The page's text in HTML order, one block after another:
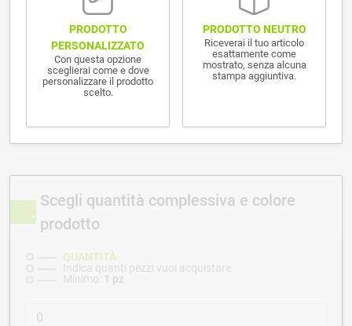
PRODOTTO
PERSONALIZZATO
Con questa opzione
sceglierai come e dove
personalizzare il prodotto
scelto.
PRODOTTO NEUTRO
Riceverai il tuo articolo
esattamente come
mostrato, senza alcuna
stampa aggiuntiva.
Scegli quantità complessiva e colore
prodotto
QUANTITÀ
Indica quanti pezzi vuoi acquistare.
Minimo: 1 pz